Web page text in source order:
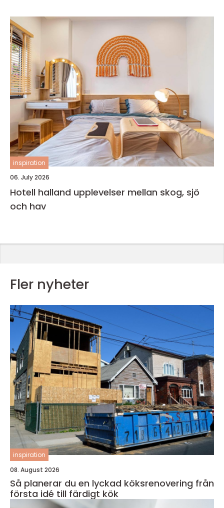
inspiration
06. July 2026
Hotell halland upplevelser mellan skog, sjö
och hav
Fler nyheter
inspiration
08. August 2026
Så planerar du en lyckad köksrenovering från
första idé till färdigt kök